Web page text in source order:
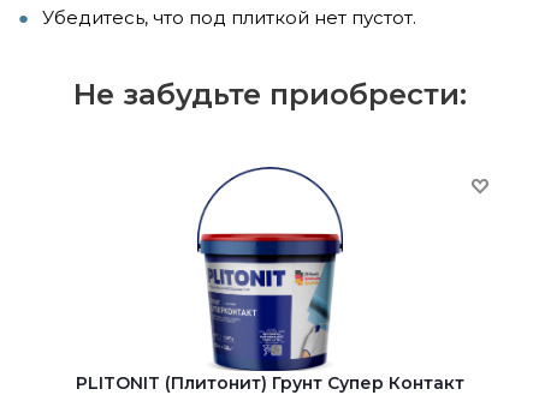
Убедитесь, что под плиткой нет пустот.
Не забудьте приобрести:
PLITONIT (Плитонит) Грунт Супер Контакт